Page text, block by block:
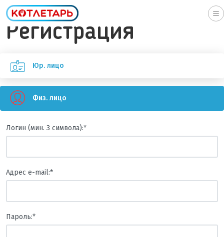
Регистрация
Юр. лицо
Физ. лицо
Логин (мин. 3 символа):*
Адрес e-mail:*
Пароль:*